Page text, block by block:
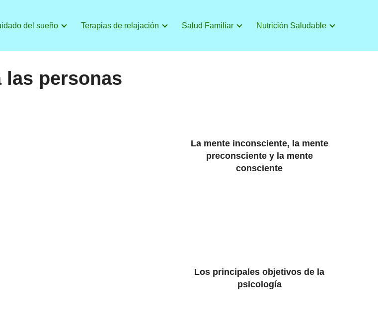
del sueño Terapias de relajación Salud Familiar Nutrición Saludable
las personas
La mente inconsciente, la mente
preconsciente y la mente
consciente
Los principales objetivos de la
psicología